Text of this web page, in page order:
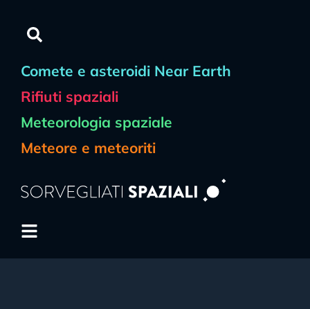
Comete e asteroidi Near Earth
Rifiuti spaziali
Meteorologia spaziale
Meteore e meteoriti